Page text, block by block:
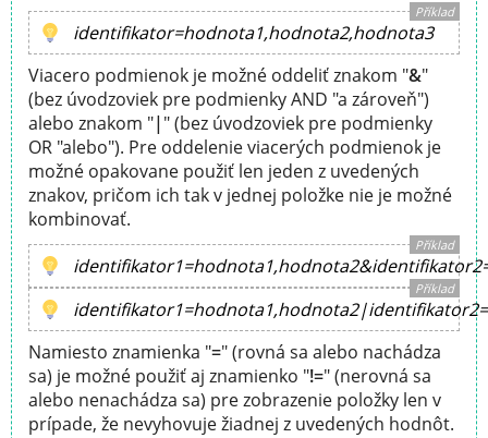
Příklad
identifikator=hodnota1,hodnota2,hodnota3
Viacero podmienok je možné oddeliť znakom "&"
(bez úvodzoviek pre podmienky AND "a zároveň")
alebo znakom "|" (bez úvodzoviek pre podmienky
OR "alebo"). Pre oddelenie viacerých podmienok je
možné opakovane použiť len jeden z uvedených
znakov, pričom ich tak v jednej položke nie je možné
kombinovať.
Příklad
Příklad
Namiesto znamienka "=" (rovná sa alebo nachádza
sa) je možné použiť aj znamienko "!=" (nerovná sa
alebo nenachádza sa) pre zobrazenie položky len v
prípade, že nevyhovuje žiadnej z uvedených hodnôt.